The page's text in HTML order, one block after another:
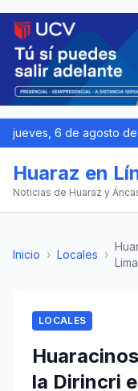
jueves, 6 de agosto
Huaraz en
Noticias de Huaraz y
Inicio › Locales ›
Lima
LOCALES
la Dirincri